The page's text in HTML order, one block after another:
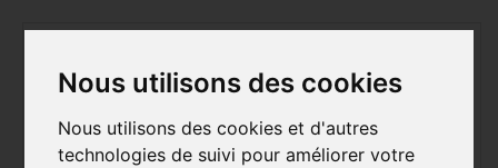
Nous utilisons des cookies
Nous utilisons des cookies et d'autres
technologies de suivi pour améliorer votre